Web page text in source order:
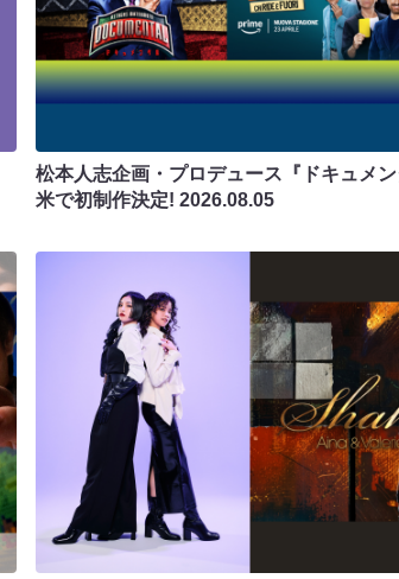
松本人志企画・プロデュース『ドキュメン
米で初制作決定! 2026.08.05